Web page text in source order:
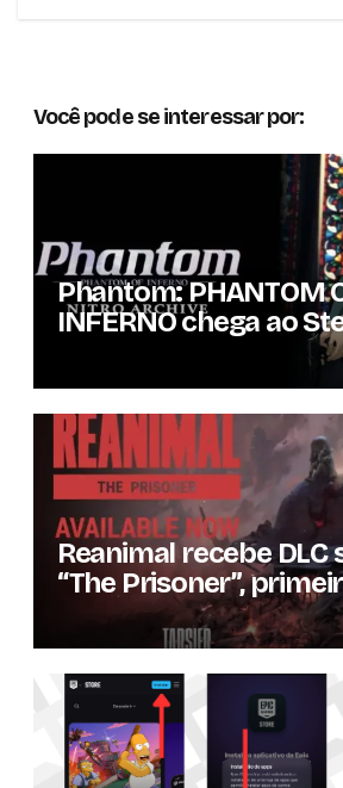
Você pode se interessar por:
Phantom: PHANTOM
INFERNO chega ao
setembro com
versão lançada em
Reanimal recebe DLC
“The Prisoner”,
da expansão de